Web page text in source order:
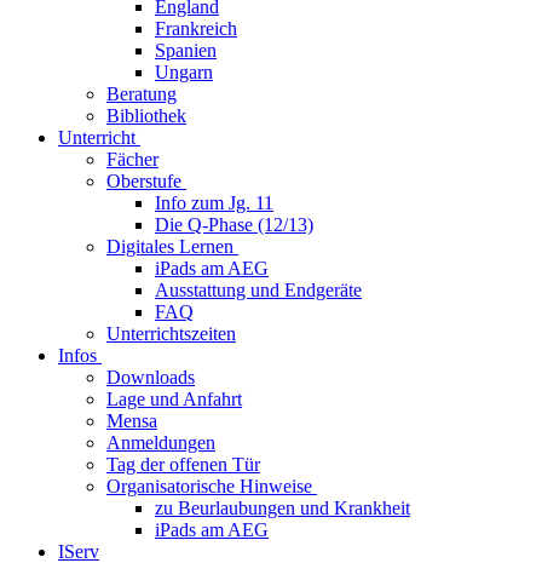
England
Frankreich
Spanien
Ungarn
Beratung
Bibliothek
Unterricht
Fächer
Oberstufe
Info zum Jg. 11
Die Q-Phase (12/13)
Digitales Lernen
iPads am AEG
Ausstattung und Endgeräte
FAQ
Unterrichtszeiten
Infos
Downloads
Lage und Anfahrt
Mensa
Anmeldungen
Tag der offenen Tür
Organisatorische Hinweise
zu Beurlaubungen und Krankheit
iPads am AEG
IServ